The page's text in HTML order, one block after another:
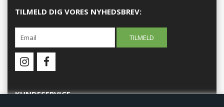
TILMELD DIG VORES NYHEDSBREV:
KUNDESERVICE